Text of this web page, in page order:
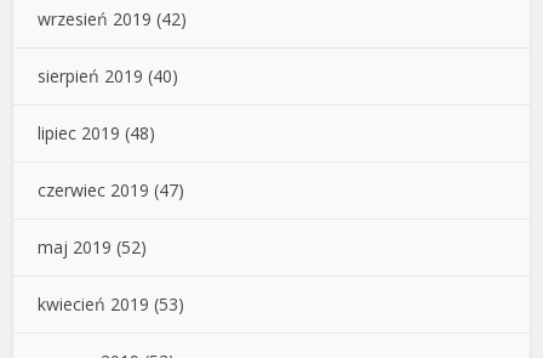
wrzesień 2019 (42)
sierpień 2019 (40)
lipiec 2019 (48)
czerwiec 2019 (47)
maj 2019 (52)
kwiecień 2019 (53)